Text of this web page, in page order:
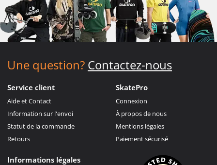
Une question? Contactez-nous
Service client
Aide et Contact
Information sur l'envoi
Statut de la commande
Retours
SkatePro
Connexion
À propos de nous
Mentions légales
Paiement sécurisé
Informations légales